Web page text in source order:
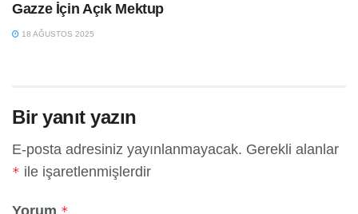
Gazze İçin Açık Mektup
18 AĞUSTOS 2025
Bir yanıt yazın
E-posta adresiniz yayınlanmayacak. Gerekli alanlar
* ile işaretlenmişlerdir